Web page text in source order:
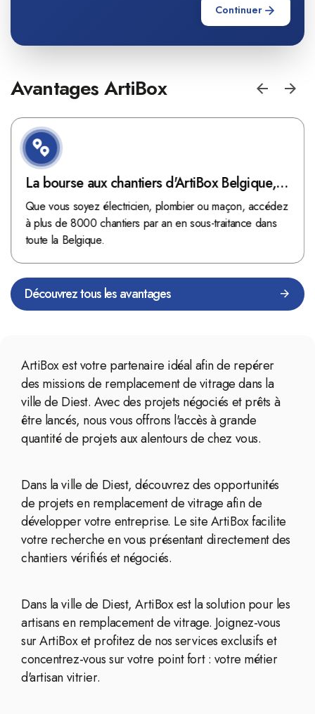
Continuer
Avantages ArtiBox
La bourse aux chantiers d'ArtiBox Belgique,
véritable mine d'or !
Que vous soyez électricien, plombier ou maçon, accédez
à plus de 8000 chantiers par an en sous-traitance dans
toute la Belgique.
Découvrez tous les avantages
ArtiBox est votre partenaire idéal afin de repérer
des missions de remplacement de vitrage dans la
ville de Diest. Avec des projets négociés et prêts à
être lancés, nous vous offrons l'accès à grande
quantité de projets aux alentours de chez vous.
Dans la ville de Diest, découvrez des opportunités
de projets en remplacement de vitrage afin de
développer votre entreprise. Le site ArtiBox facilite
votre recherche en vous présentant directement des
chantiers vérifiés et négociés.
Dans la ville de Diest, ArtiBox est la solution pour les
artisans en remplacement de vitrage. Joignez-vous
sur ArtiBox et profitez de nos services exclusifs et
concentrez-vous sur votre point fort : votre métier
d'artisan vitrier.